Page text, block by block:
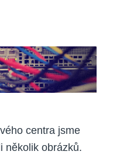
centra jsme
několik obrázků.